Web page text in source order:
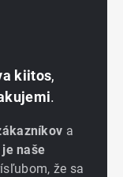
kiitos,
.
a
naše
že sa